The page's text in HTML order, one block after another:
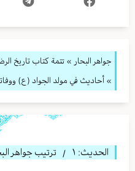
جواهر البحار » تتمة كتاب تاريخ
» أحاديث في مولد الجواد (ع)
الحديث: ١ / ترتيب جواهر